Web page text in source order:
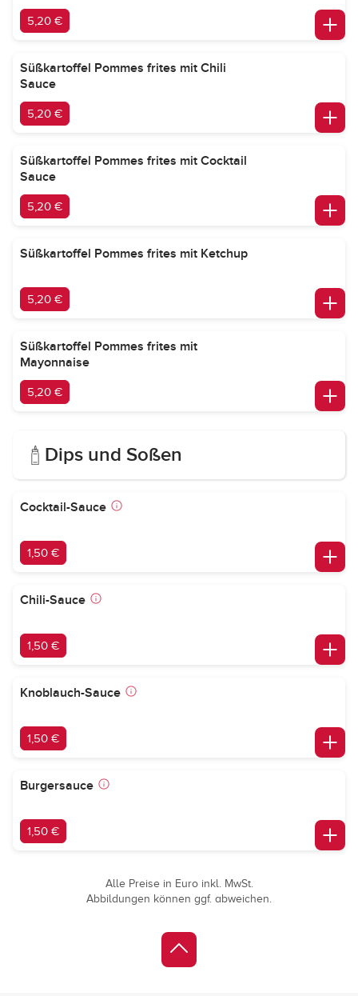
5,20 €
Süßkartoffel Pommes frites mit Chili
Sauce
5,20 €
Süßkartoffel Pommes frites mit Cocktail
Sauce
5,20 €
Süßkartoffel Pommes frites mit Ketchup
5,20 €
Süßkartoffel Pommes frites mit
Mayonnaise
5,20 €
Dips und Soßen
Cocktail-Sauce
1,50 €
Chili-Sauce
1,50 €
Knoblauch-Sauce
1,50 €
Burgersauce
1,50 €
Alle Preise in Euro inkl. MwSt.
Abbildungen können ggf. abweichen.